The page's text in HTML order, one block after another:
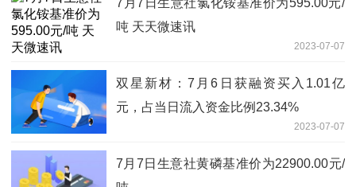
7月7日生意社氯化铵基准价为595.00元/
吨 天天微速讯
2023-07-07
双星新材：7月6日获融资买入1.01亿
元，占当日流入资金比例23.34%
2023-07-07
7月7日生意社黄磷基准价为22900.00元/